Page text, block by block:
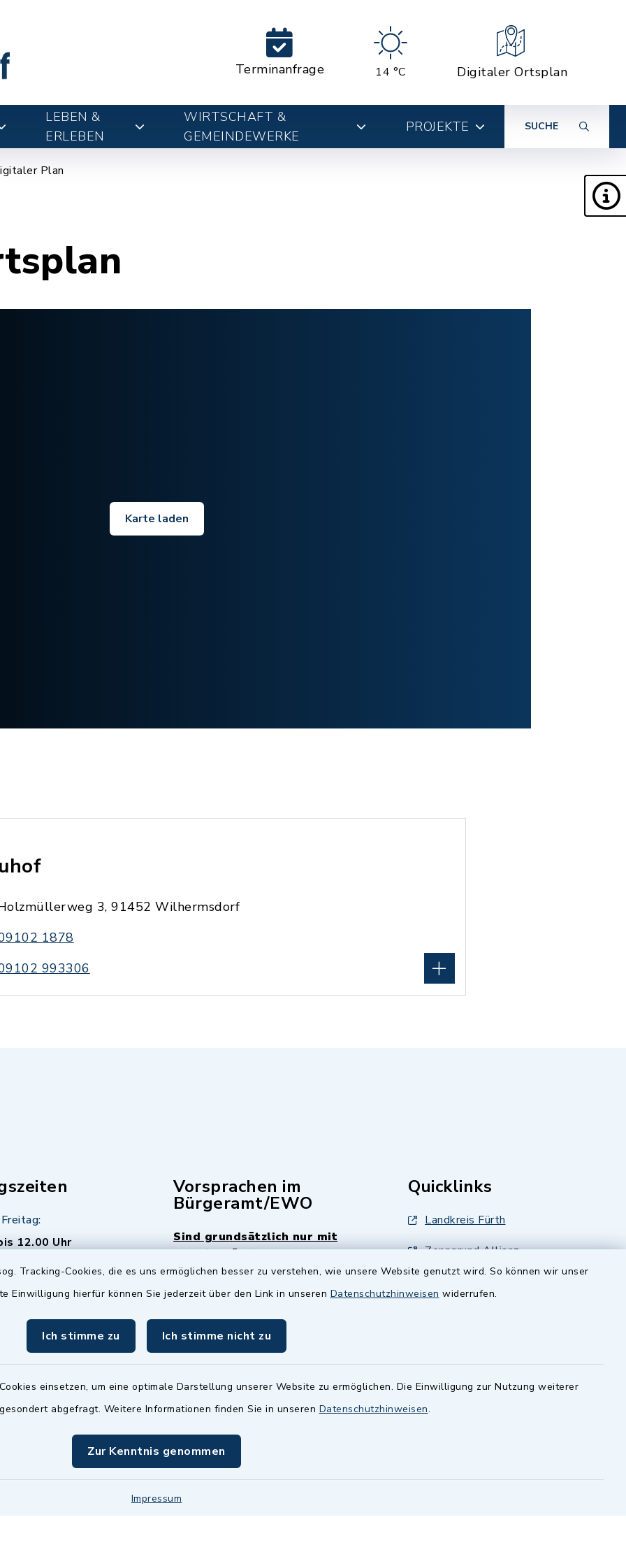
Tracking-Cookies, die es uns ermöglichen besser zu verstehen, wie unsere Website genutzt wird. So können wir unser
Einwilligung hierfür können Sie jederzeit über den Link in unseren Datenschutzhinweisen widerrufen.
Ich stimme zu Ich stimme nicht zu
einsetzen, um eine optimale Darstellung unserer Website zu ermöglichen. Die Einwilligung zur Nutzung weiterer
abgefragt. Weitere Informationen finden Sie in unseren Datenschutzhinweisen.
Zur Kenntnis genommen
Impressum
Terminanfrage 14 °C Digitaler Ortsplan
LEBEN &
ERLEBEN
WIRTSCHAFT &
GEMEINDEWERKE
PROJEKTE SUCHE
Plan
Karte laden
3, 91452 Wilhermsdorf
1878
993306
12.00 Uhr
Uhr - allerdings
Termine sind
fragen Sie den
Sachbearbeiter)
Vorsprachen im
Bürgeramt/EWO
Sind grundsätzlich nur mit
Termin möglich.
Das Bürgeramt/EWO/Standesamt
istMittwochs geschlossen.
Quicklinks
Landkreis Fürth
Zenngrund Allianz
Dillenberggruppe